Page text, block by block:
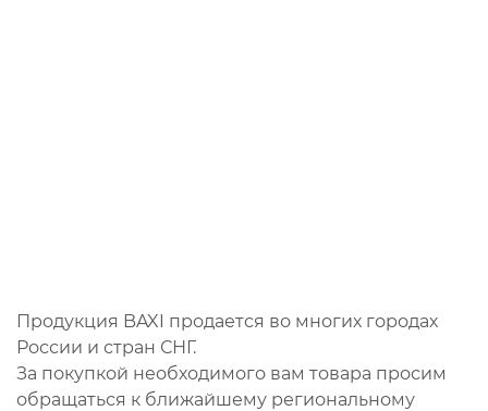
Продукция BAXI продается во многих городах
России и стран СНГ.
За покупкой необходимого вам товара просим
обращаться к ближайшему региональному